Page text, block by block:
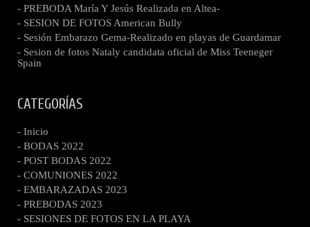
- PREBODA María Y Jesús Realizada en Altea-
- SESION DE FOTOS American Bully
- Sesión Embarazo Gema-Realizado en playas de Guardamar
- Sesion de fotos Nataly candidata oficial de Miss Teeneger
Spain
CATEGORÍAS
- Inicio
- BODAS 2022
- POST BODAS 2022
- COMUNIONES 2022
- EMBARAZADAS 2023
- PREBODAS 2023
- SESIONES DE FOTOS EN LA PLAYA